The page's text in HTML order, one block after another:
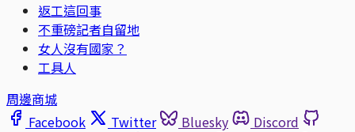
返工這回事
不重磅記者自留地
女人沒有國家？
工具人
周邊商城
Facebook
Twitter Bluesky
Discord